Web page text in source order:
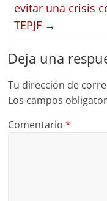
evitar una crisis
TEPJF →
Deja una
Tu dirección de
Los campos
Comentario*